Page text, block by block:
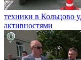
техники в Кольцово
активностями